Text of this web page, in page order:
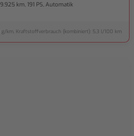
km, 191 PS, Automatik
g/km, Kraftstoffverbrauch (kombiniert): 5,3 l/100 km